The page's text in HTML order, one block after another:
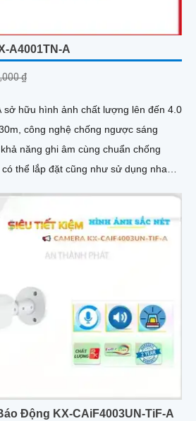
A4001TN-A
₫
sở hữu hình ảnh chất lượng lên đến 4.0
công nghệ chống ngược sáng
năng ghi âm cùng chuẩn chống
thể lắp đặt cũng như sử dụng nhanh
Động KX-CAiF4003UN-TiF-A